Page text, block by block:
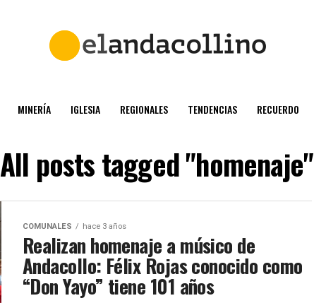
MINERÍA IGLESIA REGIONALES TENDENCIAS RECUERDO
All posts tagged "homenaje"
COMUNALES hace 3 años
Realizan homenaje a músico de
Andacollo: Félix Rojas conocido como
“Don Yayo” tiene 101 años